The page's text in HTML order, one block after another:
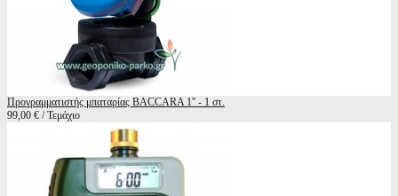
Προγραμματιστής μπαταρίας BACCARA 1'' - 1 στ.
99,00 € / Τεμάχιο